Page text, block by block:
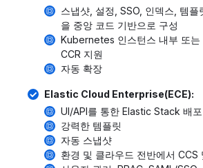
스냅샷, 설정, SSO, 인덱스, 템플
을 중앙 코드 기반으로 구성
Kubernetes 인스턴스 내부 또는
CCR 지원
자동 확장
Elastic Cloud Enterprise(ECE):
UI/API를 통한 Elastic Stack 배
강력한 템플릿
자동 스냅샷
환경 및 클라우드 전반에서 CCS